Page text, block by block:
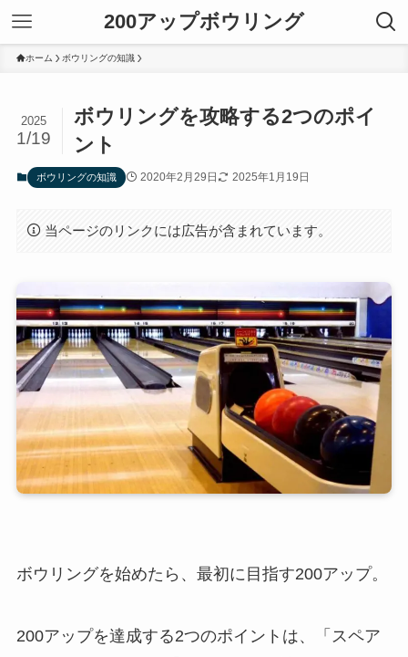
200アップボウリング
ホーム ボウリングの知識
ボウリングを攻略する2つのポイ
ント
2025
1/19
ボウリングの知識 2020年2月29日 2025年1月19日
当ページのリンクには広告が含まれています。
ボウリングを始めたら、最初に目指す200アップ。
200アップを達成する2つのポイントは、「スペア